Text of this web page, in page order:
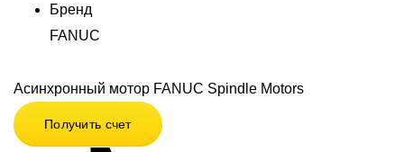
Бренд
FANUC
Асинхронный мотор FANUC Spindle Motors
Получить счет